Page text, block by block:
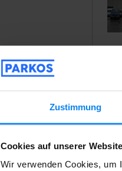
Zustimmung
Cookies auf unserer Website
Wir verwenden Cookies, um